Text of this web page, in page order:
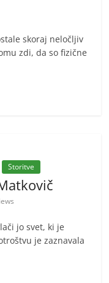
skoraj neločljiv
zdi, da so fizične
Storitve
jo svet, ki je
je zaznavala